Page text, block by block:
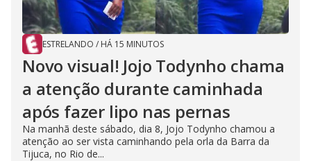
ESTRELANDO / HÁ 15 MINUTOS
Novo visual! Jojo Todynho chama
a atenção durante caminhada
após fazer lipo nas pernas
Na manhã deste sábado, dia 8, Jojo Todynho chamou a
atenção ao ser vista caminhando pela orla da Barra da
Tijuca, no Rio de...